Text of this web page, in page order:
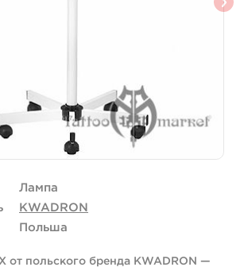
Лампа
KWADRON
Польша
от польского бренда KWADRON —